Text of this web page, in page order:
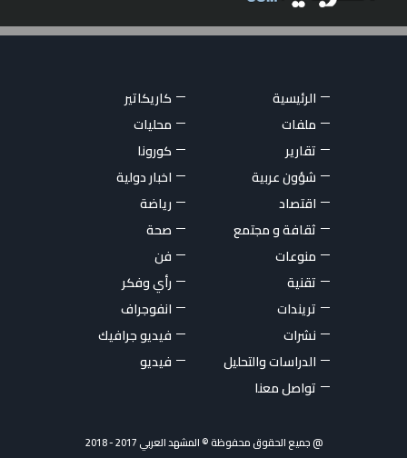
الرئيسية
كاريكاتير
ملفات
محليات
تقارير
كورونا
شؤون عربية
اخبار دولية
اقتصاد
رياضة
ثقافة و مجتمع
صحة
منوعات
فن
تقنية
رأي وفكر
تريندات
انفوجراف
نشرات
فيديو جرافيك
الدراسات والتحليل
فيديو
تواصل معنا
@ جميع الحقوق محفوظة © المشهد العربي 2017 - 2018